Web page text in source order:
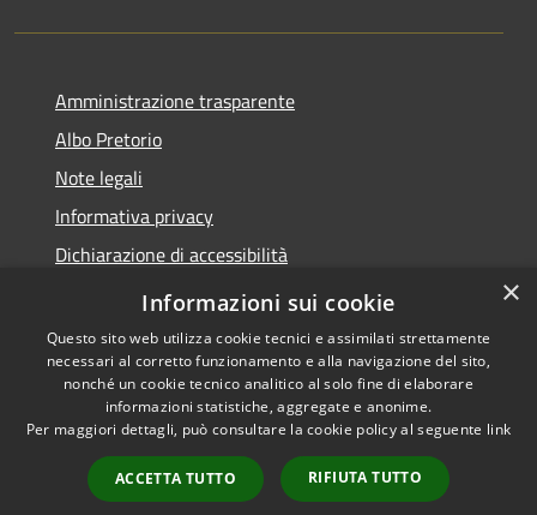
Amministrazione trasparente
Albo Pretorio
Note legali
Informativa privacy
Dichiarazione di accessibilità
Obiettivi di accessibilità
Accessibilità
Copyright © 2026 • Comune di
San Giorgio Bigarello •
Powered byMunicipium
Accesso redazione
×
Informazioni sui cookie
Questo sito web utilizza cookie tecnici e assimilati strettamente
necessari al corretto funzionamento e alla navigazione del sito,
nonché un cookie tecnico analitico al solo fine di elaborare
informazioni statistiche, aggregate e anonime.
Per maggiori dettagli, può consultare la cookie policy al seguente link
ACCETTA TUTTO RIFIUTA TUTTO